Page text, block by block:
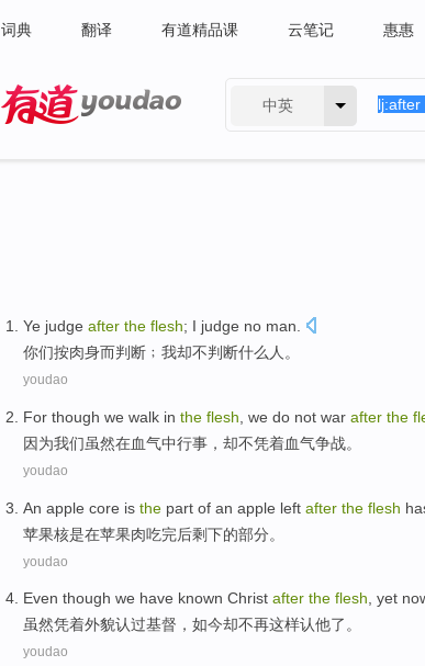
词典 翻译 有道精品课 云笔记 惠惠
中英
Ye judge after the flesh; I judge no man
你们按肉身而判断 ﹔ 我却不判断什么 人 。
youdao
For though we walk in the flesh we do not war after the
因为我们虽然在血气中行事 ， 却不凭着血气争战。
youdao
An apple core is the part of an apple left after the flesh
苹果核是在苹果肉吃完后剩下的部分。
youdao
Even though we have known Christ after the flesh, yet
虽然凭着外貌认过基督 ， 如今却不再这样认他了。
youdao